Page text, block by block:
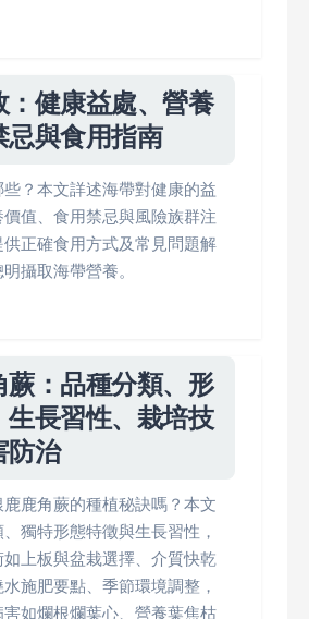
：健康益處、營養
忌與食用指南
？本文詳述海帶對健康的益
價值、食用禁忌與風險族群注
正確食用方式及常見問題解
攝取海帶營養。
蕨：品種分類、形
生長習性、栽培技
防治
鹿角蕨的種植秘訣嗎？本文
獨特形態特徵與生長習性，
上板與盆栽選擇、介質快乾
施肥要點、季節環境調整，
害如爛根爛葉心、營養葉焦枯